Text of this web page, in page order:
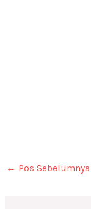
← Pos Sebelumnya